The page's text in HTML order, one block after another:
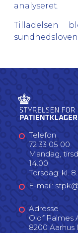
analyseret.
Tilladelsen
sundhedsloven
Telefon
72 33 05 00
Mandag,
14.00
Torsdag: kl.
E-mail:
Adresse
Olof Palmes
8200 Aarhus